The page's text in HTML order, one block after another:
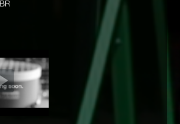
BR